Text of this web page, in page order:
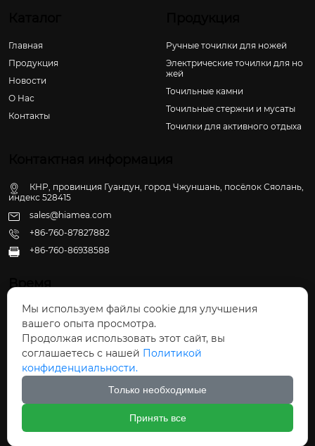
Главная
Продукция
Новости
О Hас
Контакты
Ручные точилки для ножей
Электрические точилки для но
жей
Точильные камни
Точильные стержни и мусаты
Точилки для активного отдыха
КНР, провинция Гуандун, город Чжуншань, посёлок Сяолань,
индекс 528415
sales@hiamea.com
+86-760-87827882
 +86-760-86938588
Время
Пн - Пт: 09:30 - 22:00
Сб - Вс: 10:00 - 22:30
Авторское право©ООО Чжуншань Хайвэй
Кухонные Принадлежности
Мы используем файлы cookie для улучшения
вашего опыта просмотра.
Продолжая использовать этот сайт, вы
соглашаетесь с нашей Политикой
конфиденциальности.
Только необходимые
Принять все